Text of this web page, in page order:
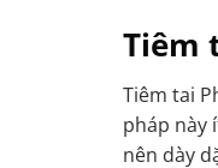
Tiêm
Tiêm tai
pháp này
nên dày